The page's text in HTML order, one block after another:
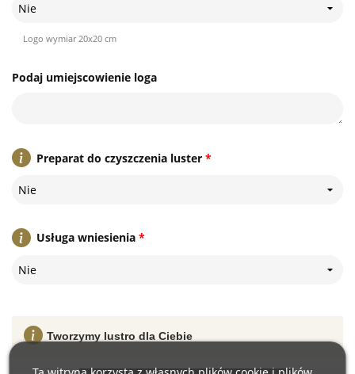
Nie
Logo wymiar 20x20 cm
Podaj umiejscowienie loga
*
Preparat do czyszczenia luster
Nie
*
Usługa wniesienia
Nie
Tworzymy lustro dla Ciebie